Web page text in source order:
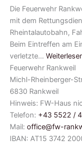
Die Feuerwehr
mit dem
Rheintalautobahn,
Beim Eintreffen am
verletzte…
Feuerwehr Rankweil
Michl-Rheinberger-
6830 Rankweil
Hinweis: FW-Haus
Telefon: +43 5522 /
Mail: office@fw-
IBAN: AT15 3742